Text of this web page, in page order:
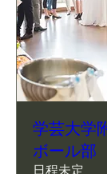
学芸大学
ボール部
日程未定